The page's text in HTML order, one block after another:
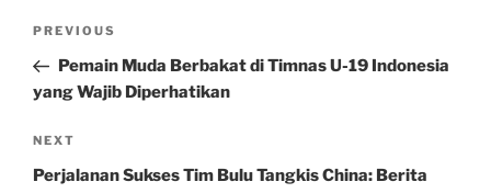
Previous
Post
PREVIOUS
Pemain Muda Berbakat di Timnas U-19 Indonesia
yang Wajib Diperhatikan
Next
Post
NEXT
Perjalanan Sukses Tim Bulu Tangkis China: Berita